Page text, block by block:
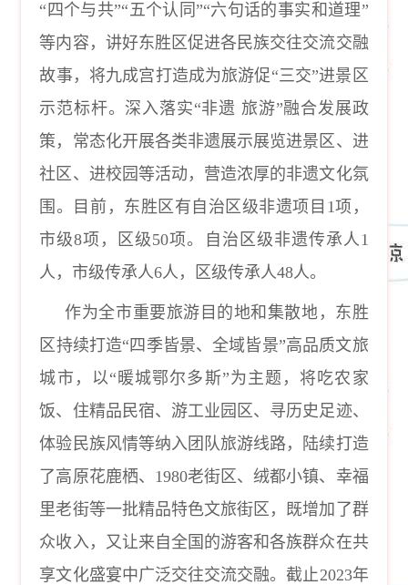
“四个与共”“五个认同”“六句话的事实和道理”
等内容，讲好东胜区促进各民族交往交流交融
故事，将九成宫打造成为旅游促“三交”进景区
示范标杆。深入落实“非遗 旅游”融合发展政
策，常态化开展各类非遗展示展览进景区、进
社区、进校园等活动，营造浓厚的非遗文化氛
围。目前，东胜区有自治区级非遗项目1项，
市级8项，区级50项。自治区级非遗传承人1
人，市级传承人6人，区级传承人48人。
作为全市重要旅游目的地和集散地，东胜
区持续打造“四季皆景、全域皆景”高品质文旅
城市，以“暖城鄂尔多斯”为主题，将吃农家
饭、住精品民宿、游工业园区、寻历史足迹、
体验民族风情等纳入团队旅游线路，陆续打造
了高原花鹿栖、1980老街区、绒都小镇、幸福
里老街等一批精品特色文旅街区，既增加了群
众收入，又让来自全国的游客和各族群众在共
享文化盛宴中广泛交往交流交融。截止2023年